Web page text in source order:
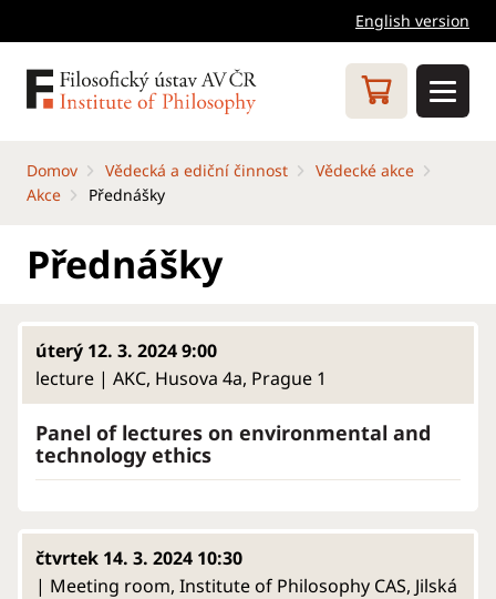
English version
Domov Vědecká a ediční činnost
Vědecké akce
Akce
Přednášky
Přednášky
úterý 12. 3. 2024 9:00
lecture | AKC, Husova 4a, Prague 1
Panel of lectures on environmental and
technology ethics
čtvrtek 14. 3. 2024 10:30
| Meeting room, Institute of Philosophy CAS, Jilská